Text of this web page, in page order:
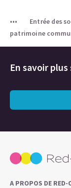
Entrée des
patrimoine
En savoir
A PROPOS DE RED-